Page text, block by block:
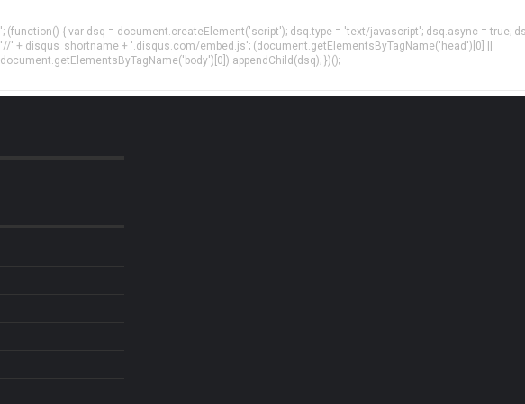
'; (function() { var dsq = document.createElement('script'); dsq.type = 'text/javascript'; dsq.async = true;
'//' + disqus_shortname + '.disqus.com/embed.js'; (document.getElementsByTagName('head')[0] ||
document.getElementsByTagName('body')[0]).appendChild(dsq); })();